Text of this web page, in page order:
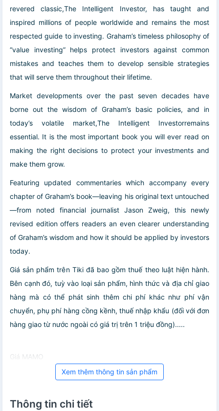
revered classic,The Intelligent Investor, has taught and
inspired millions of people worldwide and remains the most
respected guide to investing. Graham’s timeless philosophy of
“value investing” helps protect investors against common
mistakes and teaches them to develop sensible strategies
that will serve them throughout their lifetime.
Market developments over the past seven decades have
borne out the wisdom of Graham’s basic policies, and in
today’s volatile market,The Intelligent Investorremains
essential. It is the most important book you will ever read on
making the right decisions to protect your investments and
make them grow.
Featuring updated commentaries which accompany every
chapter of Graham’s book—leaving his original text untouched
—from noted financial journalist Jason Zweig, this newly
revised edition offers readers an even clearer understanding
of Graham’s wisdom and how it should be applied by investors
today.
Giá sản phẩm trên Tiki đã bao gồm thuế theo luật hiện hành.
Bên cạnh đó, tuỳ vào loại sản phẩm, hình thức và địa chỉ giao
hàng mà có thể phát sinh thêm chi phí khác như phí vận
chuyển, phụ phí hàng cồng kềnh, thuế nhập khẩu (đối với đơn
hàng giao từ nước ngoài có giá trị trên 1 triệu đồng).....
Giá MAMO
Xem thêm thông tin sản phẩm
Thông tin chi tiết